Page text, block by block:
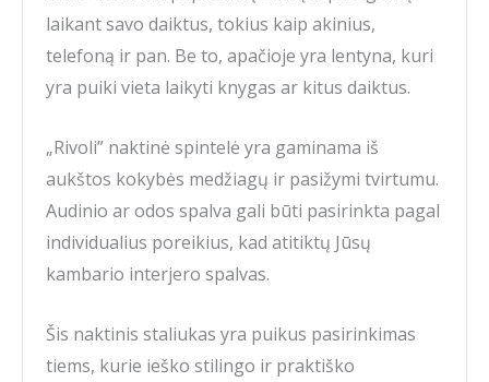
laikant savo daiktus, tokius kaip akinius,
telefoną ir pan. Be to, apačioje yra lentyna, kuri
yra puiki vieta laikyti knygas ar kitus daiktus.
„Rivoli” naktinė spintelė yra gaminama iš
aukštos kokybės medžiagų ir pasižymi tvirtumu.
Audinio ar odos spalva gali būti pasirinkta pagal
individualius poreikius, kad atitiktų Jūsų
kambario interjero spalvas.
Šis naktinis staliukas yra puikus pasirinkimas
tiems, kurie ieško stilingo ir praktiško